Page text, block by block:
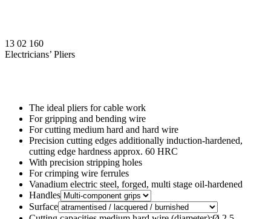
13 02 160
Electricians’ Pliers
The ideal pliers for cable work
For gripping and bending wire
For cutting medium hard and hard wire
Precision cutting edges additionally induction-hardened,
cutting edge hardness approx. 60 HRC
With precision stripping holes
For crimping wire ferrules
Vanadium electric steel, forged, multi stage oil-hardened
Handles
Surface